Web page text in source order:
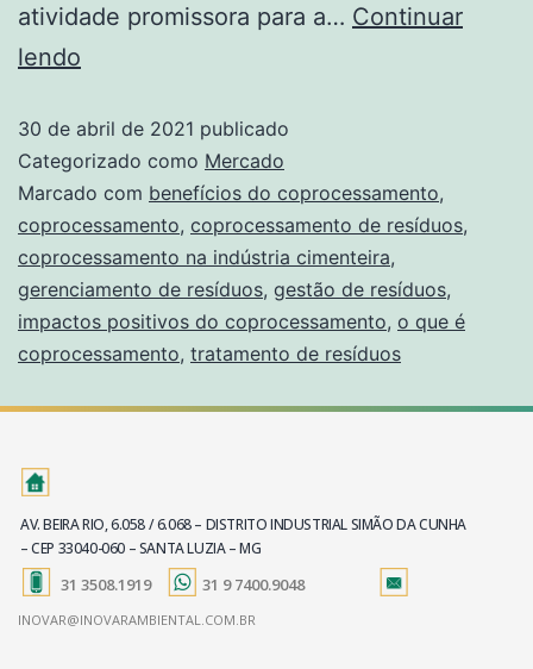
atividade promissora para a… Continuar
lendo
30 de abril de 2021 publicado
Categorizado como Mercado
Marcado com benefícios do coprocessamento,
coprocessamento, coprocessamento de resíduos,
coprocessamento na indústria cimenteira,
gerenciamento de resíduos, gestão de resíduos,
impactos positivos do coprocessamento, o que é
coprocessamento, tratamento de resíduos
AV. BEIRA RIO, 6.058 / 6.068 – DISTRITO INDUSTRIAL SIMÃO DA CUNHA
– CEP 33040-060 – SANTA LUZIA – MG
31 3508.1919 31 9 7400.9048
INOVAR@INOVARAMBIENTAL.COM.BR